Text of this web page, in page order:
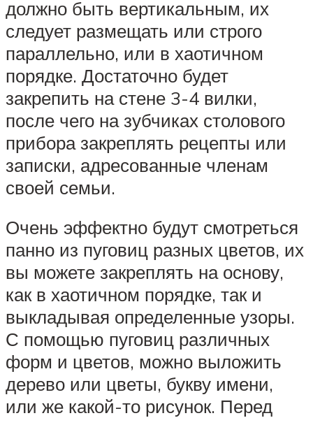
должно быть вертикальным, их
следует размещать или строго
параллельно, или в хаотичном
порядке. Достаточно будет
закрепить на стене 3-4 вилки,
после чего на зубчиках столового
прибора закреплять рецепты или
записки, адресованные членам
своей семьи.
Очень эффектно будут смотреться
панно из пуговиц разных цветов, их
вы можете закреплять на основу,
как в хаотичном порядке, так и
выкладывая определенные узоры.
С помощью пуговиц различных
форм и цветов, можно выложить
дерево или цветы, букву имени,
или же какой-то рисунок. Перед